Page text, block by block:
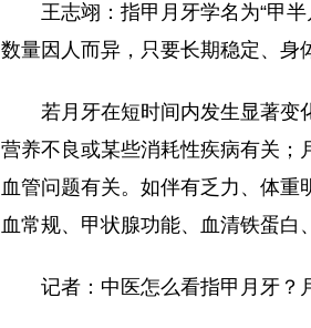
王志翊：指甲月牙学名为“甲
数量因人而异，只要长期稳定、身
若月牙在短时间内发生显著变
营养不良或某些消耗性疾病有关；
血管问题有关。如伴有乏力、体
血常规、甲状腺功能、血清铁蛋
记者：中医怎么看指甲月牙？